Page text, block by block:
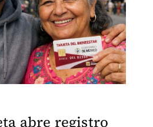
abre registro